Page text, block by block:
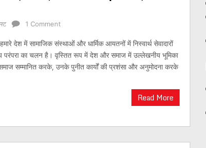
1 Comment
देश में सामाजिक संस्थाओं और धार्मिक आयतनों में निस्वार्थ सेवादारों
परंपरा का चलन है। वृस्तित रूप में देश और समाज में उल्लेखनीय भूमिका
समाज सम्मानित करके, उनके पुनीत कार्यों की प्रशंसा और अनुमोदना करके
Read More